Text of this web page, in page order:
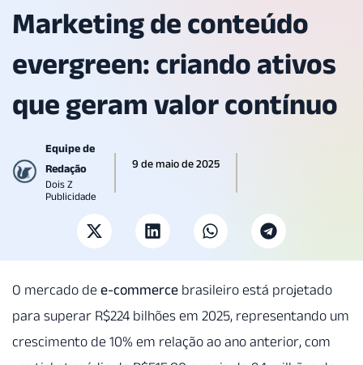
Marketing de conteúdo
evergreen: criando ativos
que geram valor contínuo
Equipe de
Redação
Dois Z
Publicidade
9 de maio de 2025
O mercado de e-commerce brasileiro está projetado
para superar R$224 bilhões em 2025, representando um
crescimento de 10% em relação ao ano anterior, com